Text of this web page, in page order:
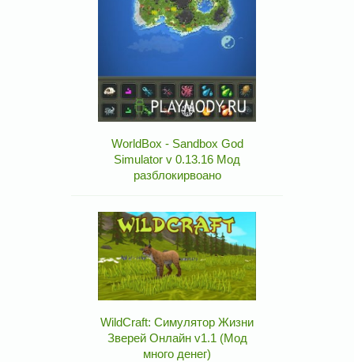
WorldBox - Sandbox God
Simulator v 0.13.16 Мод
разблокирвоано
WildCraft: Симулятор Жизни
Зверей Онлайн v1.1 (Мод
много денег)